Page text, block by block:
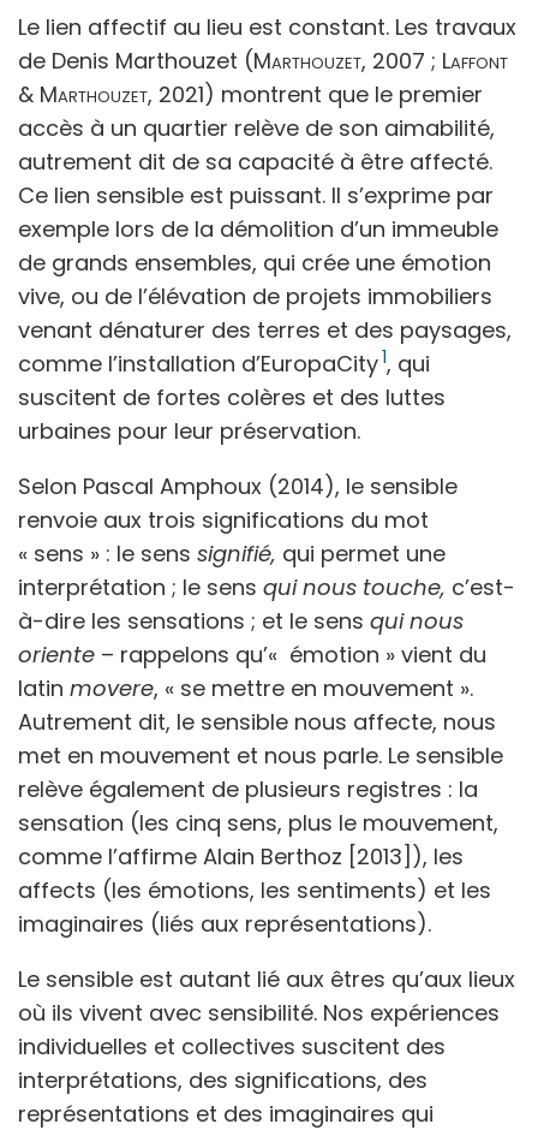
Le lien affectif au lieu est constant. Les travaux
de Denis Marthouzet (Marthouzet, 2007 ; Laffont
& Marthouzet, 2021) montrent que le premier
accès à un quartier relève de son aimabilité,
autrement dit de sa capacité à être affecté.
Ce lien sensible est puissant. Il s’exprime par
exemple lors de la démolition d’un immeuble
de grands ensembles, qui crée une émotion
vive, ou de l’élévation de projets immobiliers
venant dénaturer des terres et des paysages,
comme l’installation d’EuropaCity1, qui
suscitent de fortes colères et des luttes
urbaines pour leur préservation.
Selon Pascal Amphoux (2014), le sensible
renvoie aux trois significations du mot
« sens » : le sens signifié, qui permet une
interprétation ; le sens qui nous touche, c’est-
à-dire les sensations ; et le sens qui nous
oriente – rappelons qu’« émotion » vient du
latin movere, « se mettre en mouvement ».
Autrement dit, le sensible nous affecte, nous
met en mouvement et nous parle. Le sensible
relève également de plusieurs registres : la
sensation (les cinq sens, plus le mouvement,
comme l’affirme Alain Berthoz [2013]), les
affects (les émotions, les sentiments) et les
imaginaires (liés aux représentations).
Le sensible est autant lié aux êtres qu’aux lieux
où ils vivent avec sensibilité. Nos expériences
individuelles et collectives suscitent des
interprétations, des significations, des
représentations et des imaginaires qui